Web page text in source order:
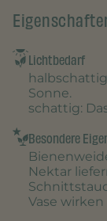
Lichtbedarf
halbschattig
Sonne.
schattig:
Besondere
Nektar
Vase